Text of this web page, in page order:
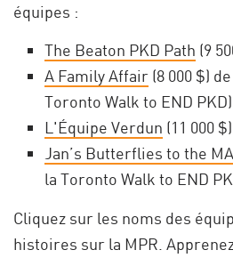
équipes :
The Beaton PKD Path (9
A Family Affair (8 000 $)
Toronto Walk to END PKD)
L'Équipe Verdun (11 000
Jan’s Butterflies to the
la Toronto Walk to END
Cliquez sur les noms des
histoires sur la MPR.